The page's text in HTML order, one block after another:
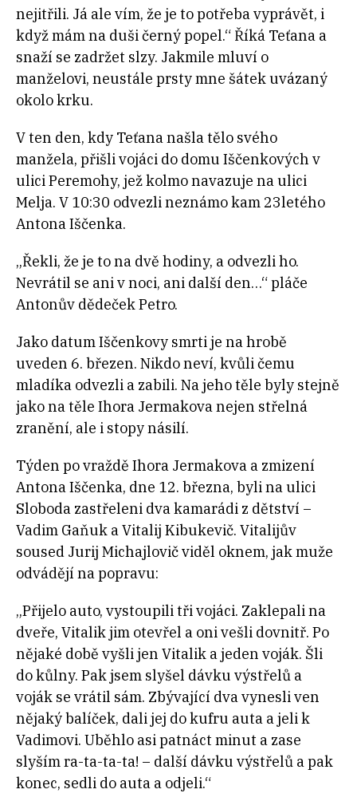
nejitřili. Já ale vím, že je to potřeba vyprávět, i
když mám na duši černý popel.“ Říká Teťana a
snaží se zadržet slzy. Jakmile mluví o
manželovi, neustále prsty mne šátek uvázaný
okolo krku.
V ten den, kdy Teťana našla tělo svého
manžela, přišli vojáci do domu Iščenkových v
ulici Peremohy, jež kolmo navazuje na ulici
Melja. V 10:30 odvezli neznámo kam 23letého
Antona Iščenka.
„Řekli, že je to na dvě hodiny, a odvezli ho.
Nevrátil se ani v noci, ani další den…“ pláče
Antonův dědeček Petro.
Jako datum Iščenkovy smrti je na hrobě
uveden 6. březen. Nikdo neví, kvůli čemu
mladíka odvezli a zabili. Na jeho těle byly stejně
jako na těle Ihora Jermakova nejen střelná
zranění, ale i stopy násilí.
Týden po vraždě Ihora Jermakova a zmizení
Antona Iščenka, dne 12. března, byli na ulici
Sloboda zastřeleni dva kamarádi z dětství –
Vadim Gaňuk a Vitalij Kibukevič. Vitalijův
soused Jurij Michajlovič viděl oknem, jak muže
odvádějí na popravu:
„Přijelo auto, vystoupili tři vojáci. Zaklepali na
dveře, Vitalik jim otevřel a oni vešli dovnitř. Po
nějaké době vyšli jen Vitalik a jeden voják. Šli
do kůlny. Pak jsem slyšel dávku výstřelů a
voják se vrátil sám. Zbývající dva vynesli ven
nějaký balíček, dali jej do kufru auta a jeli k
Vadimovi. Uběhlo asi patnáct minut a zase
slyším ra-ta-ta-ta! – další dávku výstřelů a pak
konec, sedli do auta a odjeli.“